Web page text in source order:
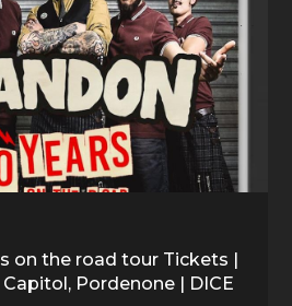
on the road tour Tickets |
Pordenone | DICE